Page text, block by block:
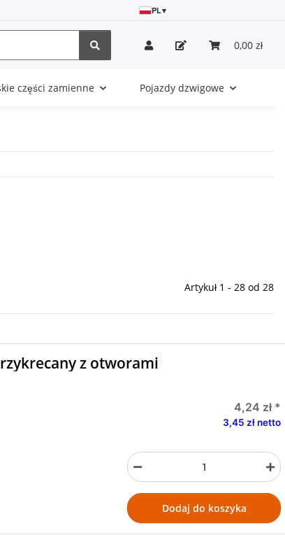
PL▾
0,00 zł
części zamienne Pojazdy dzwigowe
Artykuł 1 - 28 od 28
z otworami
4,24 zł *
3,45 zł netto
Dodaj do koszyka